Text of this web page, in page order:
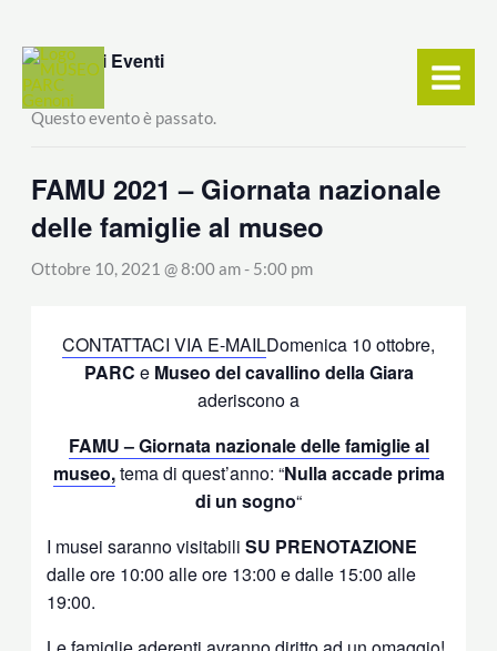
contenuto
« Tutti gli Eventi
Questo evento è passato.
FAMU 2021 – Giornata nazionale
delle famiglie al museo
Ottobre 10, 2021 @ 8:00 am- 5:00 pm
CONTATTACI VIA E-MAILDomenica 10 ottobre,
PARC e Museo del cavallino della Giara
aderiscono a
FAMU – Giornata nazionale delle famiglie al
museo,tema di quest’anno: “Nulla accade prima
di un sogno“
I musei saranno visitabiliSU PRENOTAZIONE
dalle ore 10:00 alle ore 13:00 e dalle 15:00 alle
19:00.